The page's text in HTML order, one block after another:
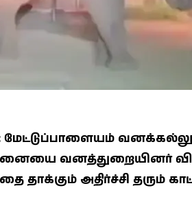
வனத்துறையினர்
தாக்கும் அதிர்ச்சி தரும்